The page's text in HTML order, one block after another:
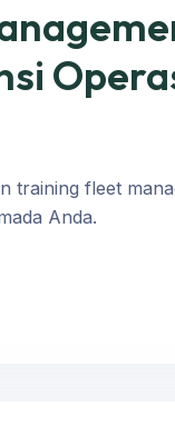
training fleet
Anda.